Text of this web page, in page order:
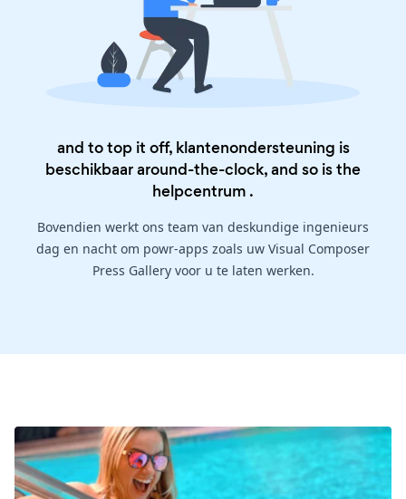
and to top it off, klantenondersteuning is
beschikbaar around-the-clock, and so is the
helpcentrum .
Bovendien werkt ons team van deskundige ingenieurs
dag en nacht om powr-apps zoals uw Visual Composer
Press Gallery voor u te laten werken.